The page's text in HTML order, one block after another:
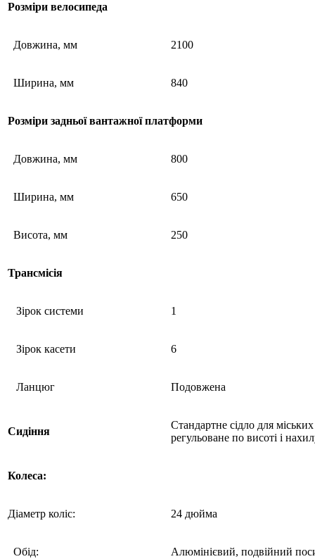
Розміри велосипеда
Довжина, мм 2100
Ширина, мм 840
Розміри задньої вантажної платформи
Довжина, мм 800
Ширина, мм 650
Висота, мм 250
Трансмісія
Зірок системи 1
Зірок касети 6
Ланцюг Подовжена
Сидіння
Стандартне сідло для
регульоване по висоті і
Колеса:
Діаметр коліс: 24 дюйма
Обід: Алюмінієвий, подвійний